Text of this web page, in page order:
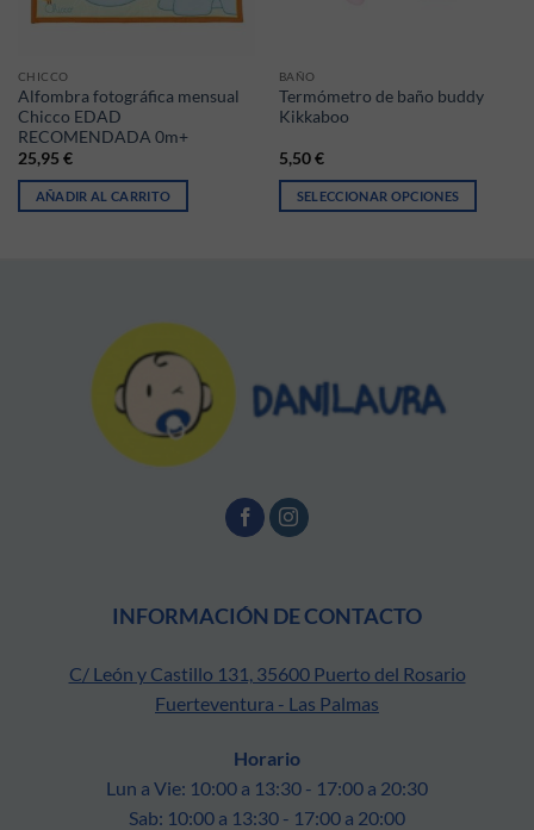
CHICCO
Alfombra fotográfica mensual
Chicco EDAD
RECOMENDADA 0m+
25,95 €
AÑADIR AL CARRITO
BAÑO
Termómetro de baño buddy
Kikkaboo
5,50€
SELECCIONAR OPCIONES
INFORMACIÓN DE CONTACTO
C/ León y Castillo 131, 35600 Puerto del Rosario
Fuerteventura - Las Palmas
Horario
Lun a Vie: 10:00 a 13:30 - 17:00 a 20:30
Sab: 10:00 a 13:30 - 17:00 a 20:00